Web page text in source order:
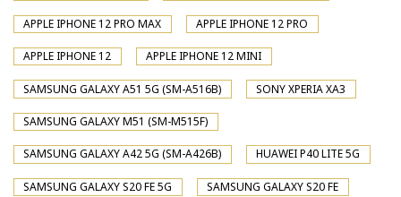
APPLE IPHONE 12 PRO MAX APPLE IPHONE 12 PRO
APPLE IPHONE 12 APPLE IPHONE 12 MINI
SAMSUNG GALAXY A51 5G (SM-A516B) SONY XPERIA XA3
SAMSUNG GALAXY M51 (SM-M515F)
SAMSUNG GALAXY A42 5G (SM-A426B) HUAWEI P40 LITE 5G
SAMSUNG GALAXY S20 FE 5G SAMSUNG GALAXY S20 FE